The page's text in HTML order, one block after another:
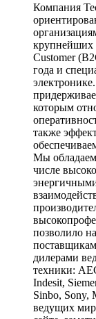
Компания
крупнейших
Customer
года и
которым
также
Мы
числе
позволило
дилерами
техники:
Indesit,
Sinbo, Sony,
ведущих